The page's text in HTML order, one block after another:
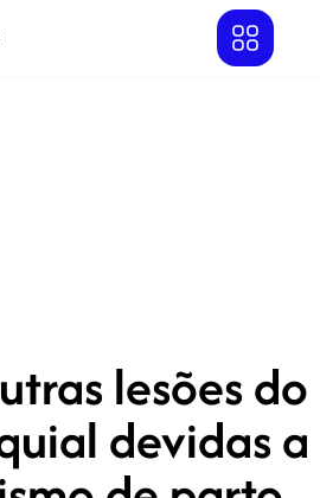
lesões do
devidas a